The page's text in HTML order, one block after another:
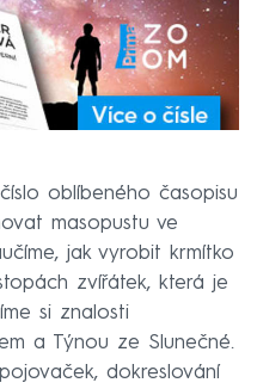
oblíbeného časopisu
masopustu ve
jak vyrobit krmítko
zvířátek, která je
si znalosti
a Týnou ze Slunečné.
dokreslování